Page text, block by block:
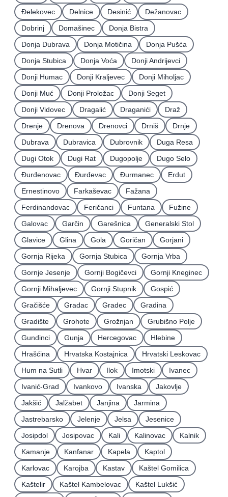
Ðelekovec
Delnice Desinić
Dežanovac
Dobrinj
Domašinec
Donja Bistra
Donja Dubrava
Donja Motičina
Donja Pušća
Donja Stubica
Donja Voća
Donji Andrijevci
Donji Humac
Donji Kraljevec
Donji Miholjac
Donji Muć
Donji Proložac
Donji Seget
Donji Vidovec
Dragalić Draganići
Draž
Drenje
Drenova Drenovci Drniš
Drnje
Dubrava
Dubravica Dubrovnik
Duga Resa
Dugi Otok
Dugi Rat Dugopolje
Dugo Selo
Ðurđenovac
Ðurđevac Ðurmanec
Erdut
Ernestinovo
Farkaševac
Fažana
Ferdinandovac
Feričanci Funtana
Fužine
Galovac
Garčin Garešnica
Generalski Stol
Glavice
Glina Gola Goričan
Gorjani
Gornja Rijeka
Gornja Stubica
Gornja Vrba
Gornje Jesenje
Gornji Bogičevci
Gornji Kneginec
Gornji Mihaljevec
Gornji Stupnik
Gospić
Gračišće
Gradac Gradec
Gradina
Gradište
Grohote Grožnjan
Grubišno Polje
Gundinci
Gunja Hercegovac
Hlebine
Hrašćina
Hrvatska Kostajnica
Hrvatski Leskovac
Hum na Sutli
Hvar Ilok Imotski
Ivanec
Ivanić-Grad
Ivankovo Ivanska
Jakovlje
Jakšić
Jalžabet Janjina
Jarmina
Jastrebarsko
Jelenje Jelsa
Jesenice
Josipdol
Josipovac Kali Kalinovac
Kalnik
Kamanje
Kanfanar Kapela
Kaptol
Karlovac
Karojba Kastav
Kaštel Gomilica
Kaštelir
Kaštel Kambelovac
Kaštel Lukšić